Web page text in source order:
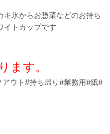
氷からお惣菜などのお持ち
イトカップです
ます。
ウト#持ち帰り#業務用#紙#